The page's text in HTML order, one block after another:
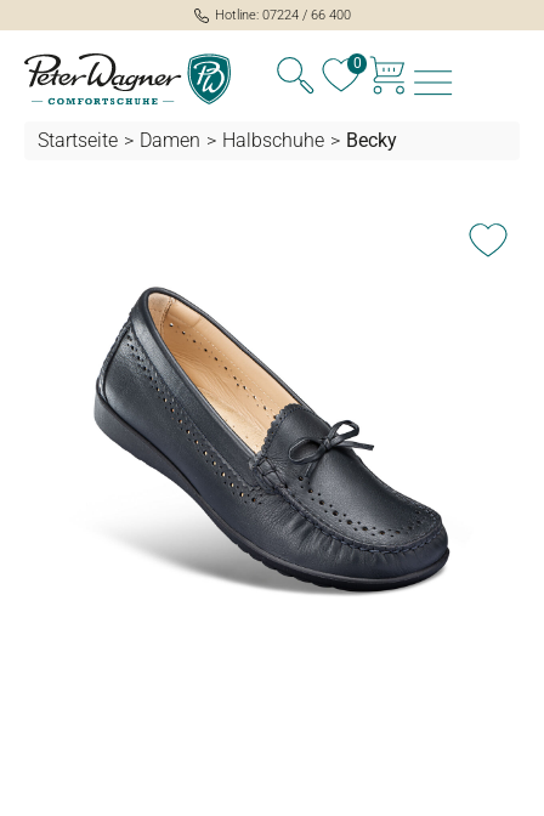
springen
Hotline: 07224 / 66 400
0
Startseite > Damen > Halbschuhe > Becky